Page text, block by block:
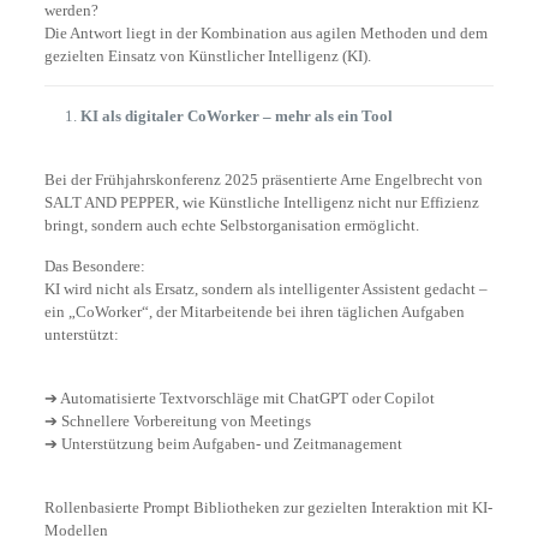
werden?
Die Antwort liegt in der Kombination aus agilen Methoden und dem
gezielten Einsatz von Künstlicher Intelligenz (KI).
KI als digitaler CoWorker – mehr als ein Tool
Bei der Frühjahrskonferenz 2025 präsentierte Arne Engelbrecht von
SALT AND PEPPER, wie Künstliche Intelligenz nicht nur Effizienz
bringt, sondern auch echte Selbstorganisation ermöglicht.
Das Besondere:
KI wird nicht als Ersatz, sondern als intelligenter Assistent gedacht –
ein „CoWorker“, der Mitarbeitende bei ihren täglichen Aufgaben
unterstützt:
➔ Automatisierte Textvorschläge mit ChatGPT oder Copilot
➔ Schnellere Vorbereitung von Meetings
➔ Unterstützung beim Aufgaben- und Zeitmanagement
Rollenbasierte Prompt Bibliotheken zur gezielten Interaktion mit KI-
Modellen